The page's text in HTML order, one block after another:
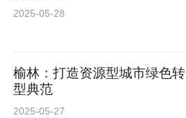
2025-05-28
榆林：打造资源型城市绿色转
型典范
2025-05-27